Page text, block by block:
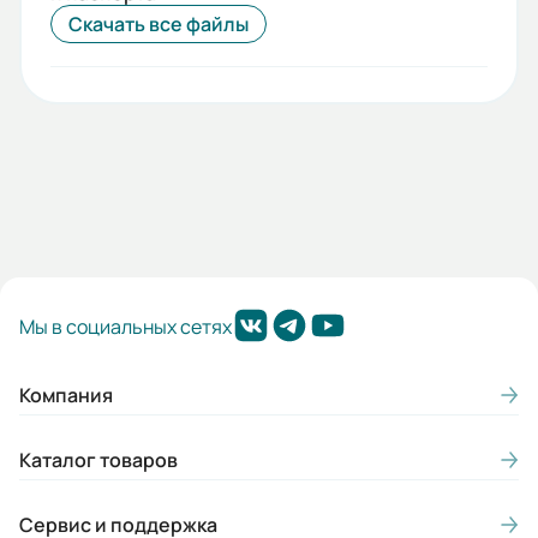
Скачать все файлы
Мы в социальных сетях
Компания
Каталог товаров
Сервис и поддержка